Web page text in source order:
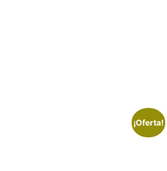
¡Oferta!